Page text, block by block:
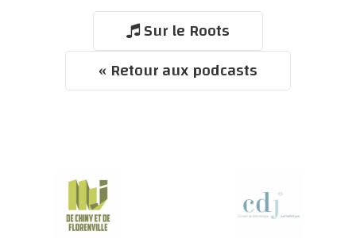
Sur le Roots
« Retour aux podcasts